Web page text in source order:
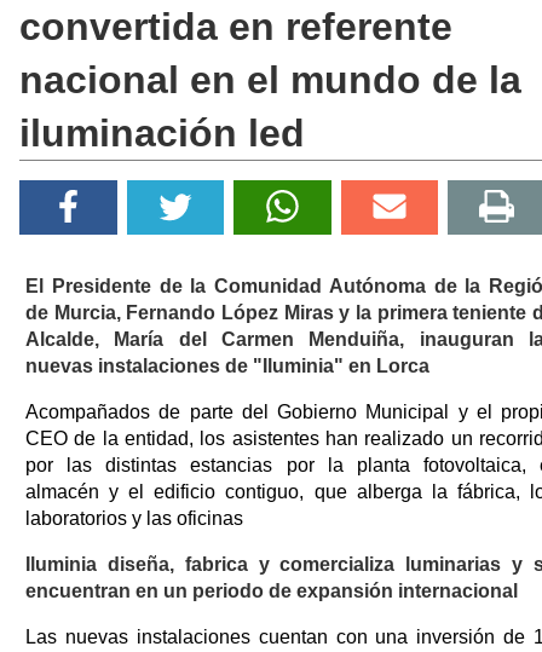
convertida en referente
nacional en el mundo de la
iluminación led
El Presidente de la Comunidad Autónoma de la
de Murcia, Fernando López Miras y la primera teniente
Alcalde, María del Carmen Menduiña, inauguran
nuevas instalaciones de "Iluminia" en Lorca
Acompañados de parte del Gobierno Municipal y el
CEO de la entidad, los asistentes han realizado un
por las distintas estancias por la planta fotovoltaica,
almacén y el edificio contiguo, que alberga la fábrica,
laboratorios y las oficinas
Iluminia diseña, fabrica y comercializa luminarias y
encuentran en un periodo de expansión internacional
Las nuevas instalaciones cuentan con una inversión de